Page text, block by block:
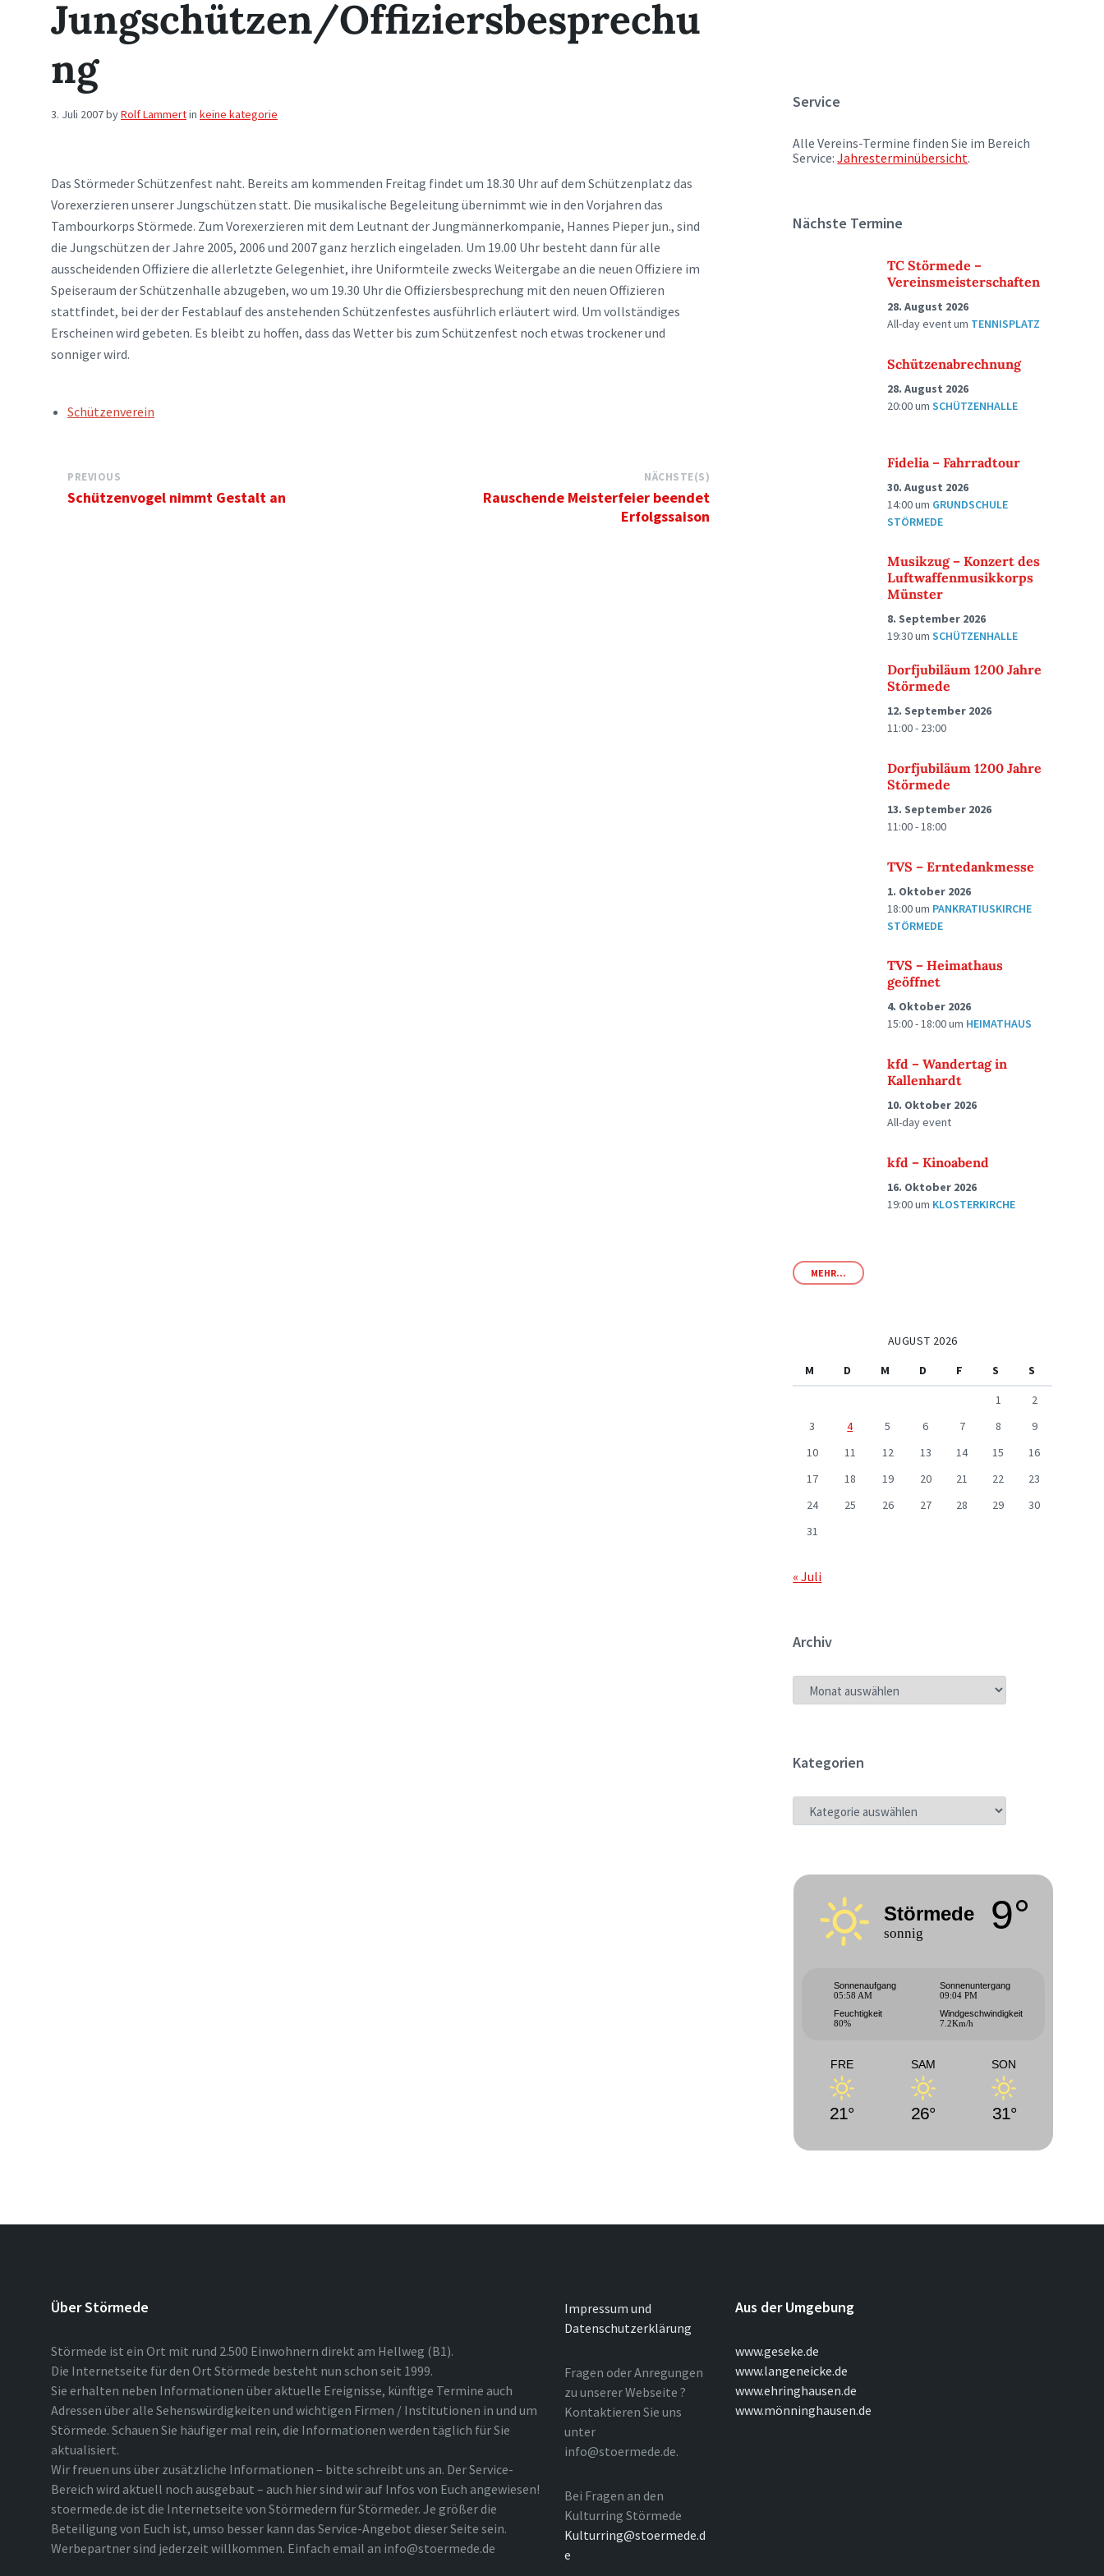
Jungschützen/Offiziersbesprechu
ng
3. Juli 2007byRolf Lammertin keine kategorie
Das Störmeder Schützenfest naht. Bereits am kommenden Freitag findet um 18.30 Uhr auf dem Schützenplatz das
Vorexerzieren unserer Jungschützen statt. Die musikalische Begeleitung übernimmt wie in den Vorjahren das
Tambourkorps Störmede. Zum Vorexerzieren mit dem Leutnant der Jungmännerkompanie, Hannes Pieper jun., sind
die Jungschützen der Jahre 2005, 2006 und 2007 ganz herzlich eingeladen. Um 19.00 Uhr besteht dann für alle
ausscheidenden Offiziere die allerletzte Gelegenhiet, ihre Uniformteile zwecks Weitergabe an die neuen Offiziere im
Speiseraum der Schützenhalle abzugeben, wo um 19.30 Uhr die Offiziersbesprechung mit den neuen Offizieren
stattfindet, bei der der Festablauf des anstehenden Schützenfestes ausführlich erläutert wird. Um vollständiges
Erscheinen wird gebeten. Es bleibt zu hoffen, dass das Wetter bis zum Schützenfest noch etwas trockener und
sonniger wird.
TAGS:Schützenverein
PREVIOUS
Schützenvogel nimmt Gestalt an
NÄCHSTE(S)
Rauschende Meisterfeier beendet
Erfolgssaison
Service
Alle Vereins-Termine finden Sie im Bereich
Service:Jahresterminübersicht.
Nächste Termine
TC Störmede –
Vereinsmeisterschaften
28. August 2026
All-day eventum TENNISPLATZ
Schützenabrechnung
28. August 2026
20:00umSCHÜTZENHALLE
Fidelia – Fahrradtour
30. August 2026
14:00um GRUNDSCHULE
STÖRMEDE
Musikzug – Konzert des
Luftwaffenmusikkorps
Münster
8. September 2026
19:30umSCHÜTZENHALLE
Dorfjubiläum 1200 Jahre
Störmede
12. September 2026
11:00 - 23:00
Dorfjubiläum 1200 Jahre
Störmede
13. September 2026
11:00 - 18:00
TVS – Erntedankmesse
1. Oktober 2026
18:00um PANKRATIUSKIRCHE
STÖRMEDE
TVS – Heimathaus
geöffnet
4. Oktober 2026
15:00 - 18:00um HEIMATHAUS
kfd – Wandertag in
Kallenhardt
10. Oktober 2026
All-day event
kfd – Kinoabend
16. Oktober 2026
19:00um KLOSTERKIRCHE
MEHR...
AUGUST 2026
M
D M D F S
S
1
2
3
4 5 6 7 8
9
10
11 12 13 14 15
16
17
18 19 20 21 22
23
24
25 26 27 28 29
30
31
« Juli
Archiv
ARCHIV
Kategorien
KATEGORIEN
Störmede
sonnig 9°
Sonnenaufgang
05:58 AM
Sonnenuntergang
09:04 PM
Feuchtigkeit
80%
Windgeschwindigkeit
7.2Km/h
FRE
21°
SAM
26°
SON
31°
Über Störmede
Störmede ist ein Ort mit rund 2.500 Einwohnern direkt am Hellweg (B1).
Die Internetseite für den Ort Störmede besteht nun schon seit 1999.
Sie erhalten neben Informationen über aktuelle Ereignisse, künftige Termine auch
Adressen über alle Sehenswürdigkeiten und wichtigen Firmen / Institutionen in und um
Störmede. Schauen Sie häufiger mal rein, die Informationen werden täglich für Sie
aktualisiert.
Wir freuen uns über zusätzliche Informationen – bitte schreibt uns an. Der Service-
Bereich wird aktuell noch ausgebaut – auch hier sind wir auf Infos von Euch angewiesen!
stoermede.de ist die Internetseite von Störmedern für Störmeder. Je größer die
Beteiligung von Euch ist, umso besser kann das Service-Angebot dieser Seite sein.
Werbepartner sind jederzeit willkommen. Einfach email an info@stoermede.de
Impressum und
Datenschutzerklärung
Fragen oder Anregungen
zu unserer Webseite ?
Kontaktieren Sie uns
unter
info@stoermede.de.
Bei Fragen an den
Kulturring Störmede
Kulturring@stoermede.d
e
Aus der Umgebung
www.geseke.de
www.langeneicke.de
www.ehringhausen.de
www.mönninghausen.de